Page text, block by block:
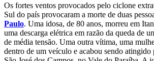
Os fortes ventos provocados pelo ciclone
Sul do país provocaram a morte de duas
Paulo. Uma idosa, de 80 anos, morreu em
uma descarga elétrica em razão da queda de
de média tensão. Uma outra vítima, uma
dentro de um veículo e acabou sendo atingido